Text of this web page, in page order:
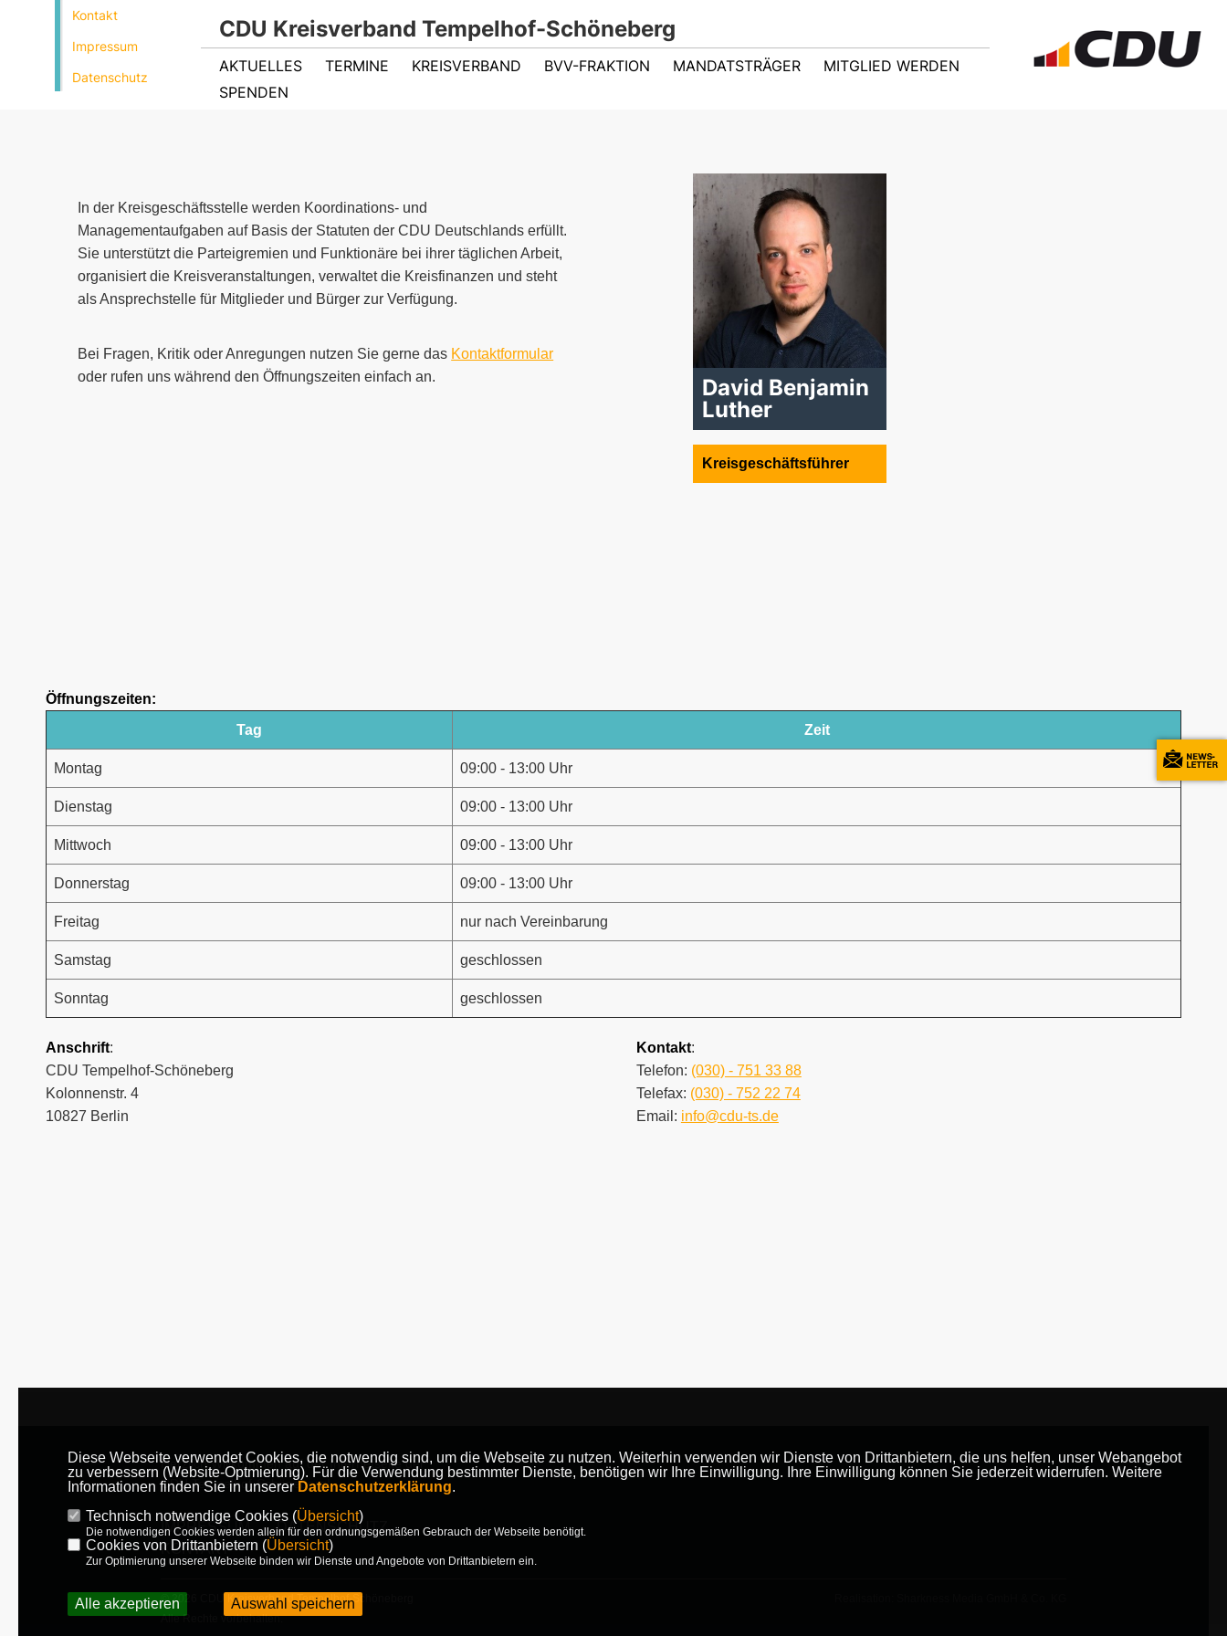
Kontakt
Impressum
Datenschutz
CDU Kreisverband Tempelhof-Schöneberg
AKTUELLES TERMINE KREISVERBAND BVV-FRAKTION MANDATSTRÄGER
MITGLIED WERDEN
SPENDEN
Die Kreisgeschäftsstelle ist vom 19.12.25 bis zum 02.01.26
In der Kreisgeschäftsstelle werden Koordinations- und
Managementaufgaben auf Basis der Statuten der CDU Deutschlands erfüllt.
Sie unterstützt die Parteigremien und Funktionäre bei ihrer täglichen Arbeit,
organisiert die Kreisveranstaltungen, verwaltet die Kreisfinanzen und steht
als Ansprechstelle für Mitglieder und Bürger zur Verfügung.
Bei Fragen, Kritik oder Anregungen nutzen Sie gerne das Kontaktformular
oder rufen uns während den Öffnungszeiten einfach an.
David Benjamin
Luther
Kreisgeschäftsführer
Öffnungszeiten:
Tag
Zeit
Montag 09:00 - 13:00 Uhr
Dienstag 09:00 - 13:00 Uhr
Mittwoch 09:00 - 13:00 Uhr
Donnerstag 09:00 - 13:00 Uhr
Freitag nur nach Vereinbarung
Samstag geschlossen
Sonntag geschlossen
Anschrift:
CDU Tempelhof-Schöneberg
Kolonnenstr. 4
10827 Berlin
Kontakt:
Telefon: (030) - 751 33 88
Telefax: (030) - 752 22 74
Email: info@cdu-ts.de
Herzlich Willkommen auf der Internetseite der
CDU Tempelhof-Schöneberg!
IMPRESSUM
DATENSCHUTZ
KONTAKT
© 2026 CDU Kreisverband Tempelhof-Schöneberg
Alle Rechte vorbehalten.
Diese Webseite verwendet Cookies, die notwendig sind, um die Webseite zu nutzen. Weiterhin verwenden wir Dienste von Drittanbietern, die uns helfen, unser Webangebot
zu verbessern (Website-Optmierung). Für die Verwendung bestimmter Dienste, benötigen wir Ihre Einwilligung. Ihre Einwilligung können Sie jederzeit widerrufen. Weitere
Informationen finden Sie in unserer Datenschutzerklärung.
Technisch notwendige Cookies (Übersicht)
Die notwendigen Cookies werden allein für den ordnungsgemäßen Gebrauch der Webseite benötigt.
Cookies von Drittanbietern (Übersicht)
Zur Optimierung unserer Webseite binden wir Dienste und Angebote von Drittanbietern ein.
Alle akzeptieren Auswahl speichern